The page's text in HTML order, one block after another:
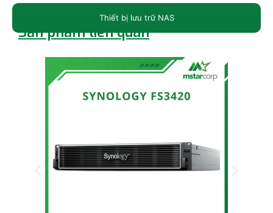
Sản phẩm liên quan
Thiết bị lưu trữ NAS